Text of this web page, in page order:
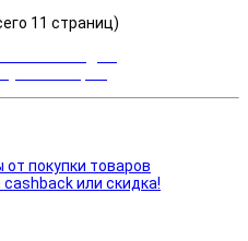
11 страниц)
покупки товаров
или скидка!